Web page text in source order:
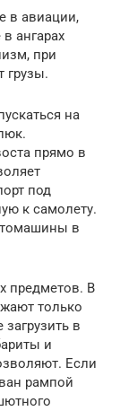
в авиации,
ангарах
при
грузы.
на
прямо в
под
к самолету.
в
предметов. В
только
в
и
Если
рампой